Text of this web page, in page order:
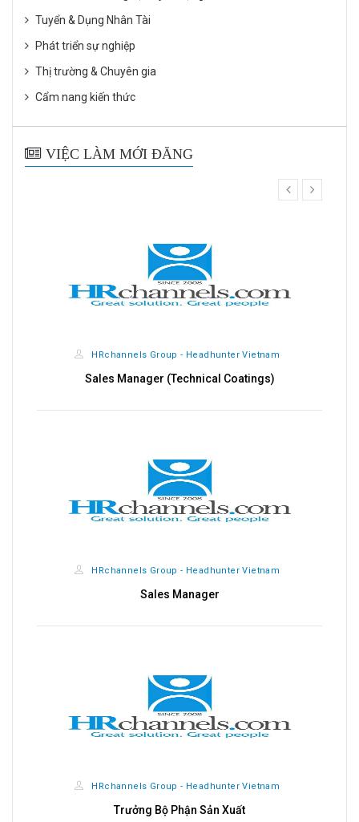
Tuyển & Dụng Nhân Tài
Phát triển sự nghiệp
Thị trường & Chuyên gia
Cẩm nang kiến thức
VIỆC LÀM MỚI ĐĂNG
HRchannels Group - Headhunter Vietnam
Sales Manager (Technical Coatings)
HRchannels Group - Headhunter Vietnam
Sales Manager
HRchannels Group - Headhunter Vietnam
Trưởng Bộ Phận Sản Xuất
prev